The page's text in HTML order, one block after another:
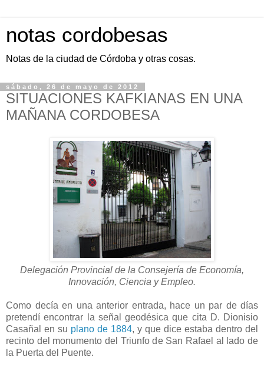
notas cordobesas
Notas de la ciudad de Córdoba y otras cosas.
sábado, 26 de mayo de 2012
SITUACIONES KAFKIANAS EN UNA
MAÑANA CORDOBESA
Delegación Provincial de la Consejería de Economía,
Innovación, Ciencia y Empleo.
Como decía en una anterior entrada, hace un par de días
pretendí encontrar la señal geodésica que cita D. Dionisio
Casañal en su plano de 1884, y que dice estaba dentro del
recinto del monumento del Triunfo de San Rafael al lado de
la Puerta del Puente.